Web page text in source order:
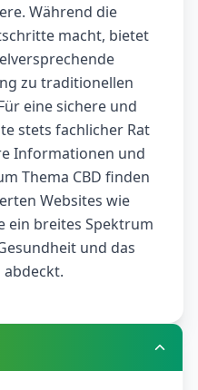
Während die
macht, bietet
zu traditionellen
eine sichere und
stets fachlicher Rat
Informationen und
Thema CBD finden
Websites wie
ein breites Spektrum
und das